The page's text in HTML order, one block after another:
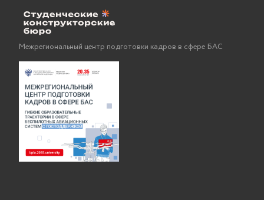
Межрегиональный центр подготовки кадров в сфере БАС